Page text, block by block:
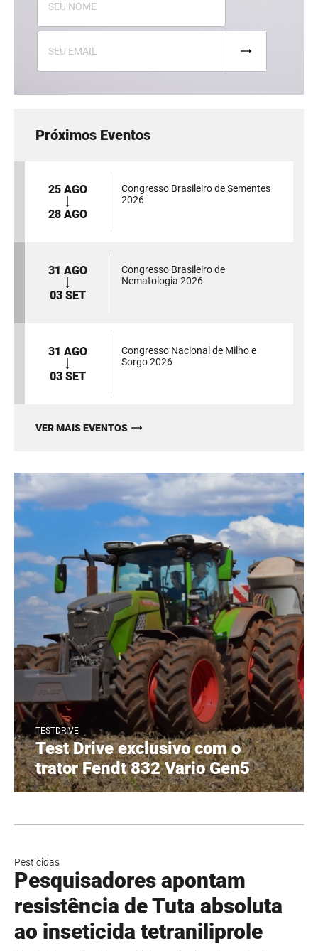
Próximos Eventos
25 AGO
28 AGO
Congresso Brasileiro de Sementes
2026
31 AGO
03 SET
Congresso Brasileiro de
Nematologia 2026
31 AGO
03 SET
Congresso Nacional de Milho e
Sorgo 2026
VER MAIS EVENTOS
TESTDRIVE
Test Drive exclusivo com o
trator Fendt 832 Vario Gen5
Pesticidas
Pesquisadores apontam
resistência de Tuta absoluta
ao inseticida tetraniliprole